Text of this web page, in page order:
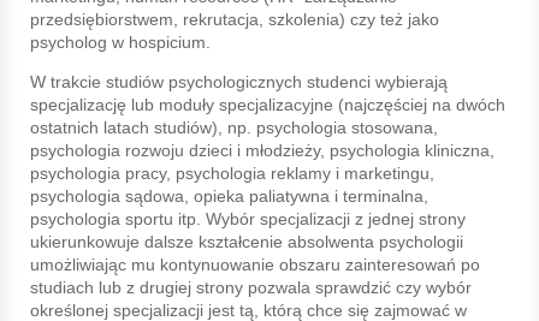
przedsiębiorstwem, rekrutacja, szkolenia) czy też jako
psycholog w hospicium.
W trakcie studiów psychologicznych studenci wybierają
specjalizację lub moduły specjalizacyjne (najczęściej na dwóch
ostatnich latach studiów), np. psychologia stosowana,
psychologia rozwoju dzieci i młodzieży, psychologia kliniczna,
psychologia pracy, psychologia reklamy i marketingu,
psychologia sądowa, opieka paliatywna i terminalna,
psychologia sportu itp. Wybór specjalizacji z jednej strony
ukierunkowuje dalsze kształcenie absolwenta psychologii
umożliwiając mu kontynuowanie obszaru zainteresowań po
studiach lub z drugiej strony pozwala sprawdzić czy wybór
określonej specjalizacji jest tą, którą chce się zajmować w